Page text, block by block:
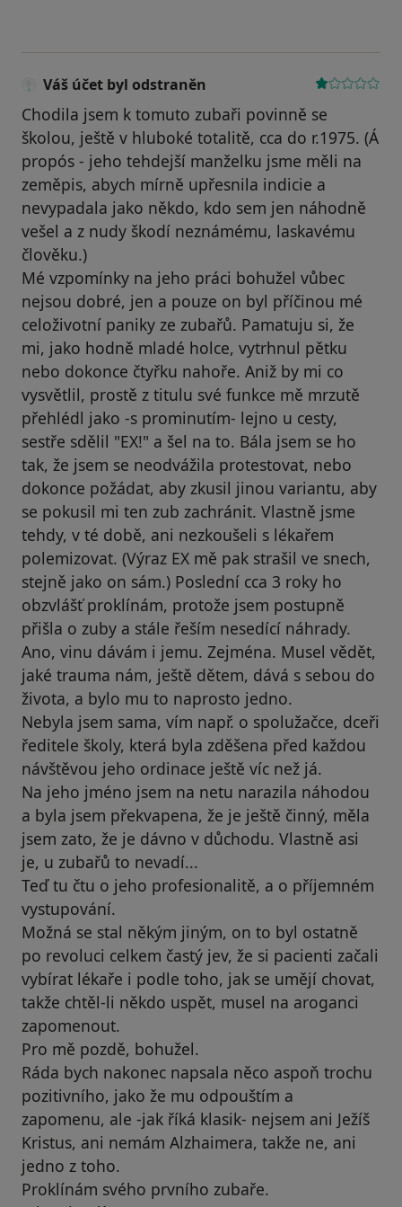
Váš účet byl odstraněn
Chodila jsem k tomuto zubaři povinně se
školou, ještě v hluboké totalitě, cca do r.1975. (Á
propós - jeho tehdejší manželku jsme měli na
zeměpis, abych mírně upřesnila indicie a
nevypadala jako někdo, kdo sem jen náhodně
vešel a z nudy škodí neznámému, laskavému
člověku.)
Mé vzpomínky na jeho práci bohužel vůbec
nejsou dobré, jen a pouze on byl příčinou mé
celoživotní paniky ze zubařů. Pamatuju si, že
mi, jako hodně mladé holce, vytrhnul pětku
nebo dokonce čtyřku nahoře. Aniž by mi co
vysvětlil, prostě z titulu své funkce mě mrzutě
přehlédl jako -s prominutím- lejno u cesty,
sestře sdělil "EX!" a šel na to. Bála jsem se ho
tak, že jsem se neodvážila protestovat, nebo
dokonce požádat, aby zkusil jinou variantu, aby
se pokusil mi ten zub zachránit. Vlastně jsme
tehdy, v té době, ani nezkoušeli s lékařem
polemizovat. (Výraz EX mě pak strašil ve snech,
stejně jako on sám.) Poslední cca 3 roky ho
obzvlášť proklínám, protože jsem postupně
přišla o zuby a stále řeším nesedící náhrady.
Ano, vinu dávám i jemu. Zejména. Musel vědět,
jaké trauma nám, ještě dětem, dává s sebou do
života, a bylo mu to naprosto jedno.
Nebyla jsem sama, vím např. o spolužačce, dceři
ředitele školy, která byla zděšena před každou
návštěvou jeho ordinace ještě víc než já.
Na jeho jméno jsem na netu narazila náhodou
a byla jsem překvapena, že je ještě činný, měla
jsem zato, že je dávno v důchodu. Vlastně asi
je, u zubařů to nevadí...
Teď tu čtu o jeho profesionalitě, a o příjemném
vystupování.
Možná se stal někým jiným, on to byl ostatně
po revoluci celkem častý jev, že si pacienti začali
vybírat lékaře i podle toho, jak se umějí chovat,
takže chtěl-li někdo uspět, musel na aroganci
zapomenout.
Pro mě pozdě, bohužel.
Ráda bych nakonec napsala něco aspoň trochu
pozitivního, jako že mu odpouštím a
zapomenu, ale -jak říká klasik- nejsem ani Ježíš
Kristus, ani nemám Alzhaimera, takže ne, ani
jedno z toho.
Proklínám svého prvního zubaře.